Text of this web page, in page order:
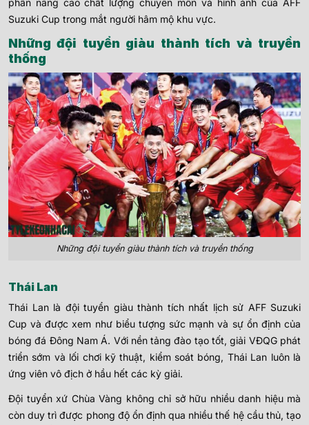
Suzuki Cup trong mắt người hâm mộ khu vực.
Những đội tuyển giàu thành tích và truyền
thống
Những đội tuyển giàu thành tích và truyền thống
Thái Lan
Thái Lan là đội tuyển giàu thành tích nhất lịch sử AFF Suzuki
Cup và được xem như biểu tượng sức mạnh và sự ổn định của
bóng đá Đông Nam Á. Với nền tảng đào tạo tốt, giải VĐQG phát
triển sớm và lối chơi kỹ thuật, kiểm soát bóng, Thái Lan luôn là
ứng viên vô địch ở hầu hết các kỳ giải.
Đội tuyển xứ Chùa Vàng không chỉ sở hữu nhiều danh hiệu mà
còn duy trì được phong độ ổn định qua nhiều thế hệ cầu thủ, tạo